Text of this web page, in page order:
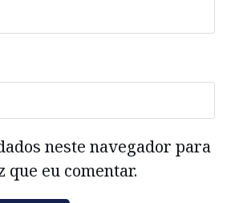
neste navegador para
que eu comentar.